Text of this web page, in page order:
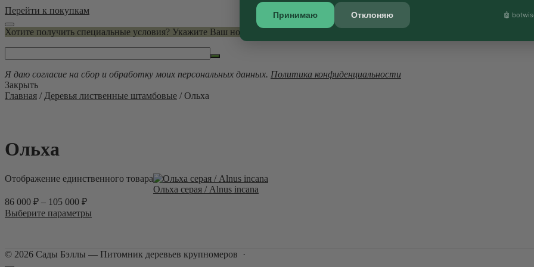
Перейти к покупкам
Хотите получить специальные условия? Укажите Ваш номер, мы перезвоним
Alternative:
Я даю согласие на сбор и обработку моих персональных данных. Политика конфиденциальности
Закрыть
Главная / Деревья лиственные штамбовые / Ольха
Ольха
Отображение единственного товара
Ольха серая / Alnus incana
86 000 ₽ – 105 000 ₽
Выберите параметры
вариаций.
© 2026 Сады Бэллы — Питомник деревьев крупномеров ·
Принимаю Отклоняю 🤖